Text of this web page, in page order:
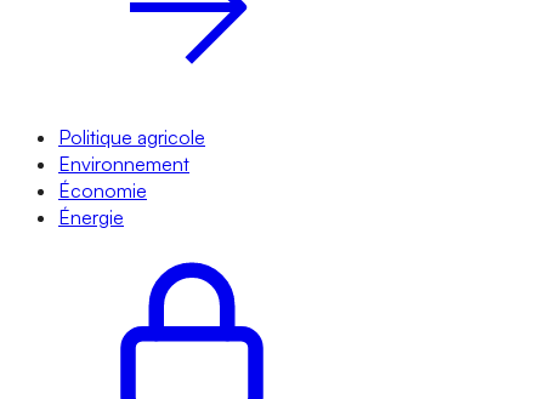
Politique agricole
Environnement
Économie
Énergie